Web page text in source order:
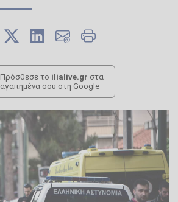
Πρόσθεσε το ilialive.gr στα
αγαπημένα σου στη Google